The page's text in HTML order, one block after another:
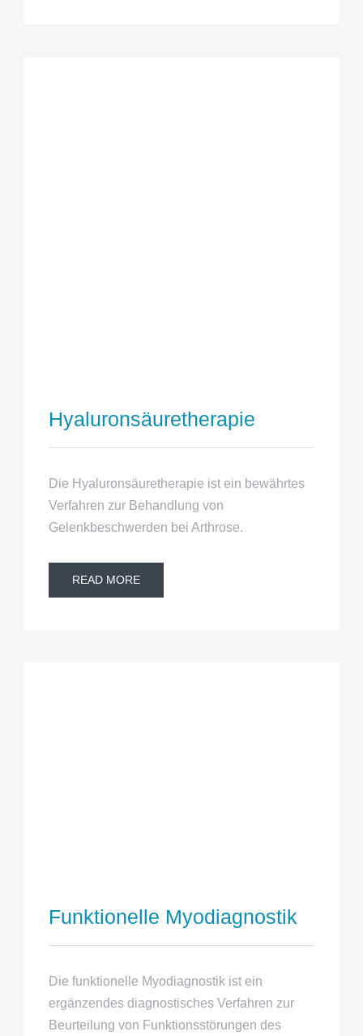
Hyaluronsäuretherapie
Die Hyaluronsäuretherapie ist ein bewährtes
Verfahren zur Behandlung von
Gelenkbeschwerden bei Arthrose.
READ MORE
Funktionelle Myodiagnostik
Die funktionelle Myodiagnostik ist ein
ergänzendes diagnostisches Verfahren zur
Beurteilung von Funktionsstörungen des